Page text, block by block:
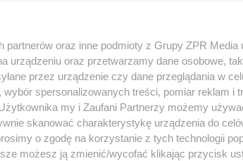
partnerów oraz inne podmioty z Grupy ZPR
urządzeniu oraz przetwarzamy dane osobowe,
przez urządzenie czy dane przeglądania w
spersonalizowanych treści, pomiar reklam i
my i Zaufani Partnerzy możemy
skanować charakterystykę urządzenia do
o zgodę na korzystanie z tych technologii
możesz ją zmienić/wycofać klikając przycisk